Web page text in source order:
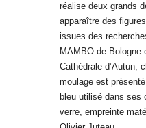
réalise deux grands
apparaître des
issues des
MAMBO de Bologne
Cathédrale d’Autun,
moulage est
bleu utilisé dans ses
verre, empreinte